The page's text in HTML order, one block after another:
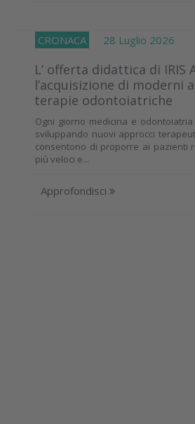
CRONACA 28 Luglio 2026
L’ offerta didattica di IRIS
l’acquisizione di moderni
terapie odontoiatriche
Ogni giorno medicina e
sviluppando nuovi approcci
consentono di proporre ai pazienti
più veloci e...
Approfondisci